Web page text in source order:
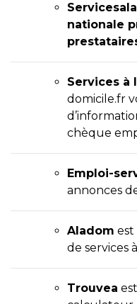
nationale
Services à
domicile.fr
chèque
Emploi-
annonces
Aladom est
de services
Trouvea